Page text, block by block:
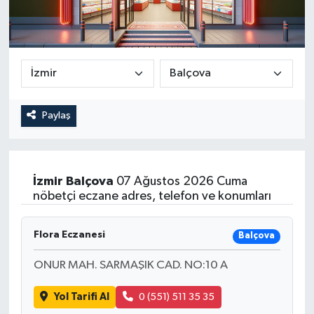
Paylaş
İzmir Balçova 07 Ağustos 2026 Cuma
nöbetçi eczane adres, telefon ve konumları
Flora Eczanesi Balçova
ONUR MAH. SARMAŞIK CAD. NO:10 A
Yol Tarifi Al 0 (551) 511 35 35